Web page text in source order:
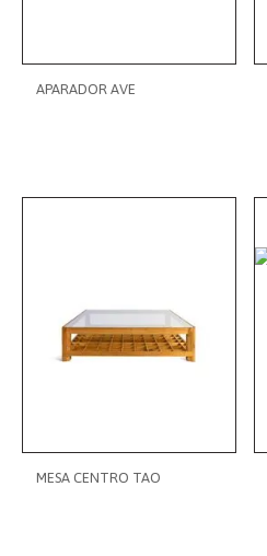
APARADOR AVE
MESA CENTRO TAO